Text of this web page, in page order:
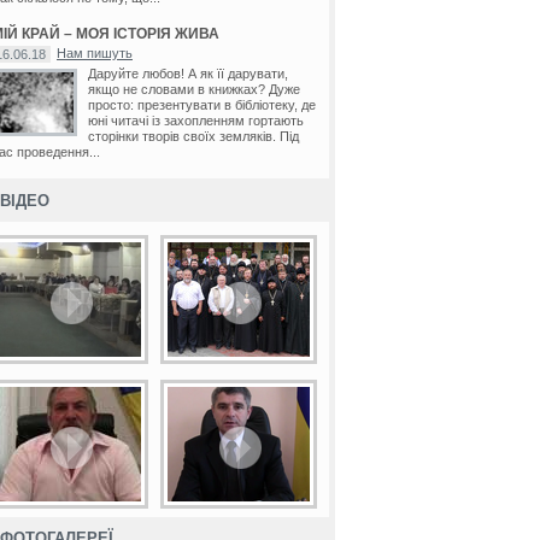
КРАЙ – МОЯ ІСТОРІЯ ЖИВА
Нам пишуть
Даруйте любов! А як її дарувати,
якщо не словами в книжках? Дуже
просто: презентувати в бібліотеку, де
юні читачі із захопленням гортають
сторінки творів своїх земляків. Під
проведення...
ВІДЕО